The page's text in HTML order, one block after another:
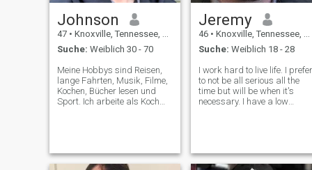
Johnson
47 • Knoxville, Tennessee, USA
Suche: Weiblich 30 - 70
Meine Hobbys sind Reisen,
lange Fahrten, Musik, Filme,
Kochen, Bücher lesen und
Sport. Ich arbeite als Koch
Jeremy
46 • Knoxville, Tennessee, USA
Suche: Weiblich 18 - 28
I work hard to live life. I prefer
to not be all serious all the
time but will be when it's
necessary. I have a low